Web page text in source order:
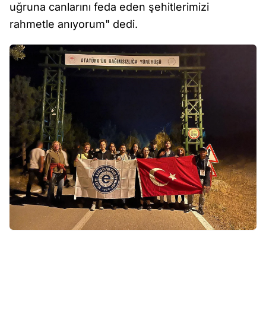
uğruna canlarını feda eden şehitlerimizi
rahmetle anıyorum" dedi.